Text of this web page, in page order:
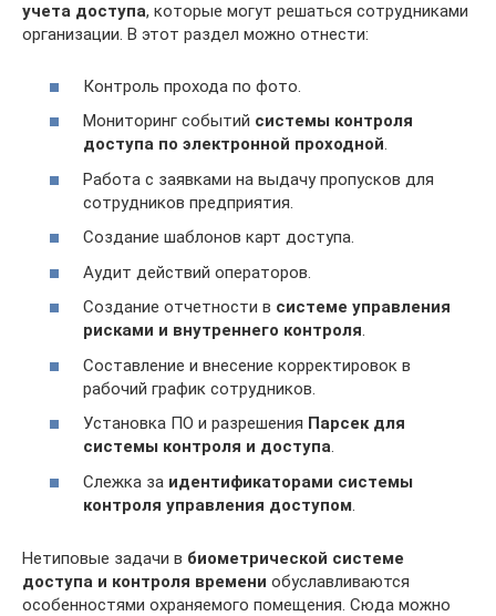
учета доступа, которые могут решаться сотрудниками
организации. В этот раздел можно отнести:
Контроль прохода по фото.
Мониторинг событий системы контроля
доступа по электронной проходной.
Работа с заявками на выдачу пропусков для
сотрудников предприятия.
Создание шаблонов карт доступа.
Аудит действий операторов.
Создание отчетности в системе управления
рисками и внутреннего контроля.
Составление и внесение корректировок в
рабочий график сотрудников.
Установка ПО и разрешения Парсек для
системы контроля и доступа.
Слежка за идентификаторами системы
контроля управления доступом
Нетиповые задачи в биометрической системе
доступа и контроля времени обуславливаются
особенностями охраняемого помещения. Сюда можно